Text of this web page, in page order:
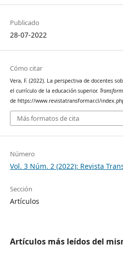
Publicado
28-07-2022
Cómo citar
Vera, F. (2022). La perspectiva de docentes
el currículo de la educación superior.
de https://www.revistatransformar.cl/
Más formatos de cita
Número
Vol. 3 Núm. 2 (2022): Revista
Sección
Artículos
Artículos más leídos del